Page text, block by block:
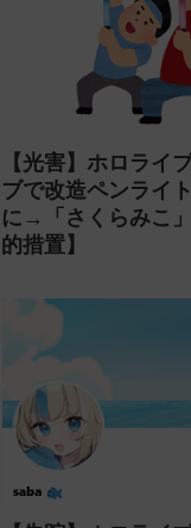
【光害】ホロライ
ブで改造ペンライ
に→「さくらみこ
的措置】